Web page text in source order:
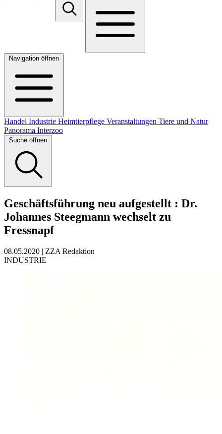
Navigation öffnen
Handel Industrie Heimtierpflege Veranstaltungen Tiere und Natur
Panorama Interzoo
Suche öffnen
Geschäftsführung neu aufgestellt : Dr.
Johannes Steegmann wechselt zu
Fressnapf
08.05.2020 | ZZA Redaktion
INDUSTRIE